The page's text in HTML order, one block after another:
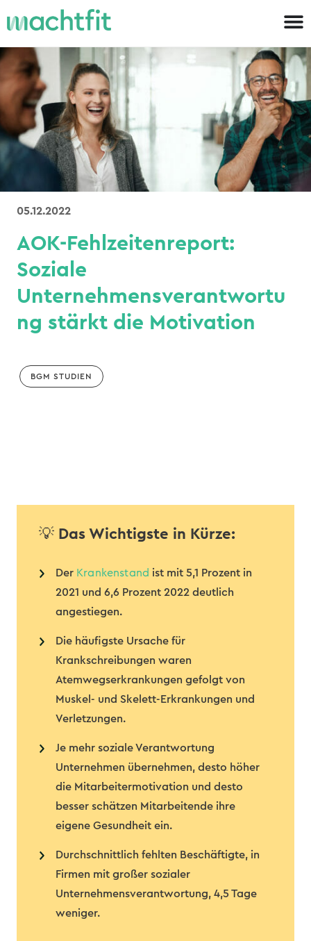
05.12.2022
AOK-Fehlzeitenreport:
Soziale
Unternehmensverantwortu
ng stärkt die Motivation
BGM STUDIEN
💡 Das Wichtigste in Kürze:
Der Krankenstand ist mit 5,1 Prozent in
2021 und 6,6 Prozent 2022 deutlich
angestiegen.
Die häufigste Ursache für
Krankschreibungen waren
Atemwegserkrankungen gefolgt von
Muskel- und Skelett-Erkrankungen und
Verletzungen.
Je mehr soziale Verantwortung
Unternehmen übernehmen, desto höher
die Mitarbeitermotivation und desto
besser schätzen Mitarbeitende ihre
eigene Gesundheit ein.
Durchschnittlich fehlten Beschäftigte, in
Firmen mit großer sozialer
Unternehmensverantwortung, 4,5 Tage
weniger.